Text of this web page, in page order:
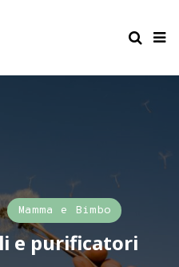
Mamma e Bimbo
e purificatori